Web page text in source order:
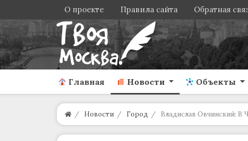
О проекте Правила сайта Обратная
Главная Новости Объекты
Новости Город Владислав Овчинский: В